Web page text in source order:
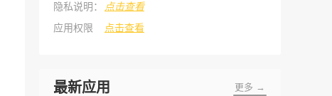
隐私说明：
点击查看
应用权限
点击查看
最新应用 更多 →